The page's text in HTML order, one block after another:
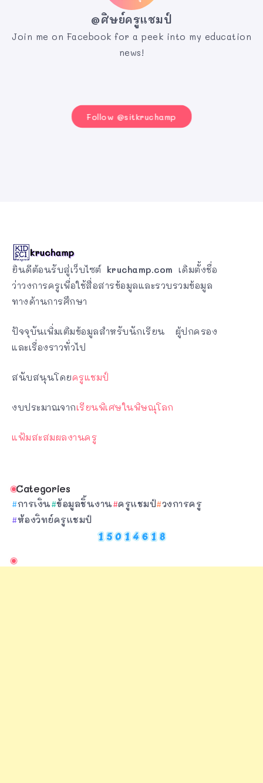
@ศิษย์ครูแชมป์
Join me on Facebook for a peek into my education
news!
Follow @sitkruchamp
ยินดีต้อนรับสู่เว็บไซต์ kruchamp.com เดิมตั้งชื่อ
ว่าวงการครูเพื่อใช้สื่อสารข้อมูลและรวบรวมข้อมูล
ทางด้านการศึกษา
ปัจจุบันเพิ่มเติมข้อมูลสำหรับนักเรียน ผู้ปกครอง
และเรื่องราวทั่วไป
สนับสนุนโดยครูแชมป์
งบประมาณจากเรียนพิเศษในพิษณุโลก
แฟ้มสะสมผลงานครู
Categories
การเงิน ข้อมูลชิ้นงาน ครูแชมป์ วงการครู
ห้องวิทย์ครูแชมป์